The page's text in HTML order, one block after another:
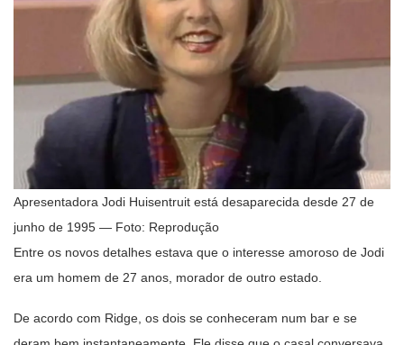
Apresentadora Jodi Huisentruit está desaparecida desde 27 de
junho de 1995 — Foto: Reprodução
Entre os novos detalhes estava que o interesse amoroso de Jodi
era um homem de 27 anos, morador de outro estado.
De acordo com Ridge, os dois se conheceram num bar e se